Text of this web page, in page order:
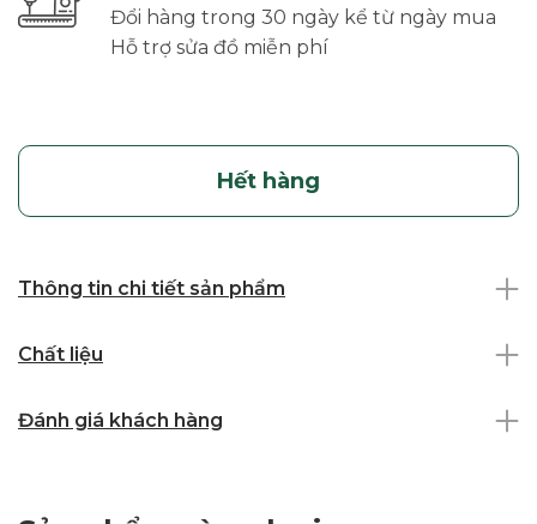
Đổi hàng trong 30 ngày kể từ ngày mua
Hỗ trợ sửa đồ miễn phí
Hết hàng
Thông tin chi tiết sản phẩm
Chất liệu
Đánh giá khách hàng